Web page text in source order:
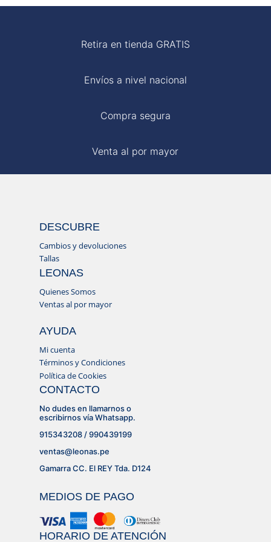
Retira en tienda GRATIS
Envíos a nivel nacional
Compra segura
Venta al por mayor
DESCUBRE
Cambios y devoluciones
Tallas
LEONAS
Quienes Somos
Ventas al por mayor
AYUDA
Mi cuenta
Términos y Condiciones
Política de Cookies
CONTACTO
No dudes en llamarnos o
escribirnos vía Whatsapp.
915343208 / 990439199
ventas@leonas.pe
Gamarra CC. El REY Tda. D124
MEDIOS DE PAGO
HORARIO DE ATENCIÓN